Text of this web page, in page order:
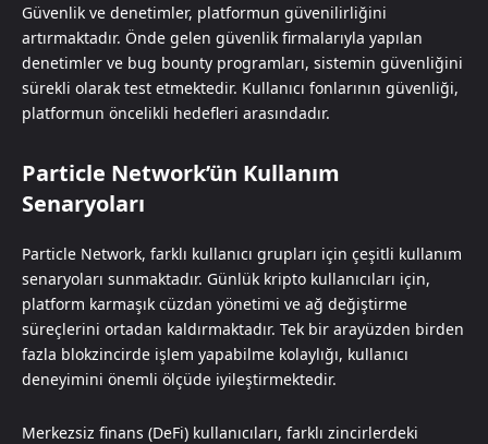
Güvenlik ve denetimler, platformun güvenilirliğini
artırmaktadır. Önde gelen güvenlik firmalarıyla yapılan
denetimler ve bug bounty programları, sistemin güvenliğini
sürekli olarak test etmektedir. Kullanıcı fonlarının güvenliği,
platformun öncelikli hedefleri arasındadır.
Particle Network’ün Kullanım
Senaryoları
Particle Network, farklı kullanıcı grupları için çeşitli kullanım
senaryoları sunmaktadır. Günlük kripto kullanıcıları için,
platform karmaşık cüzdan yönetimi ve ağ değiştirme
süreçlerini ortadan kaldırmaktadır. Tek bir arayüzden birden
fazla blokzincirde işlem yapabilme kolaylığı, kullanıcı
deneyimini önemli ölçüde iyileştirmektedir.
Merkezsiz finans (DeFi) kullanıcıları, farklı zincirlerdeki